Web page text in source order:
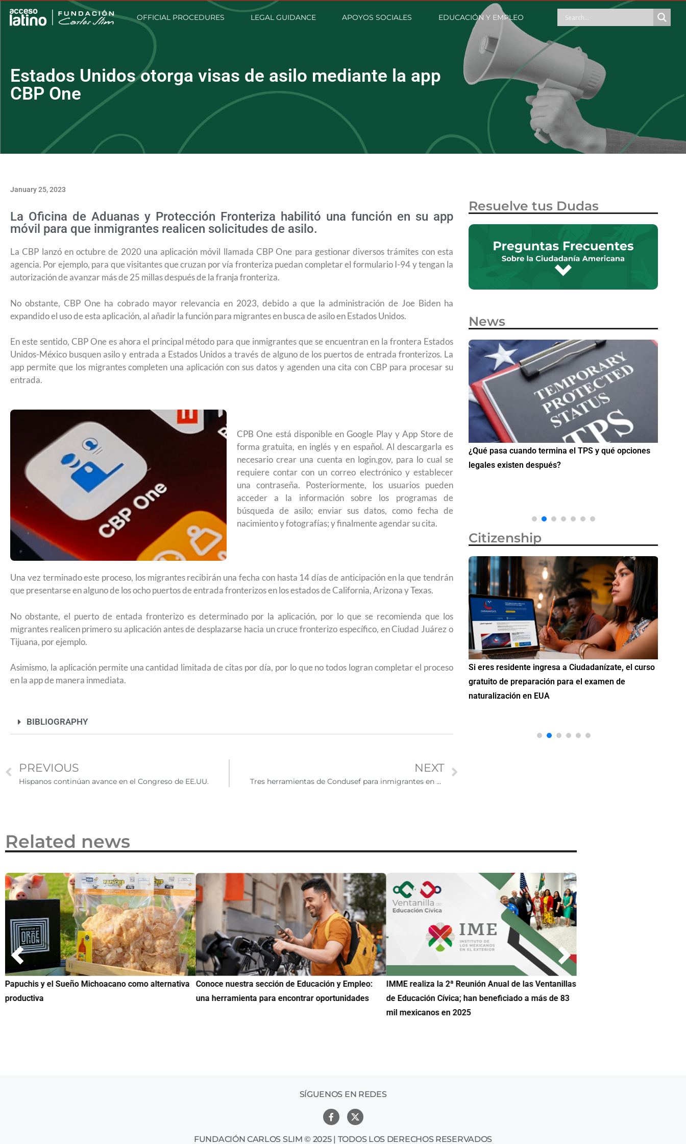
OFFICIAL PROCEDURES LEGAL GUIDANCE APOYOS SOCIALES EDUCACIÓN Y EMPLEO
Estados Unidos otorga visas de asilo mediante la app
CBP One
January 25, 2023
La Oficina de Aduanas y Protección Fronteriza habilitó una función en su app
móvil para que inmigrantes realicen solicitudes de asilo.
La CBP lanzó en octubre de 2020 una aplicación móvil llamada CBP One para gestionar diversos trámites con esta
agencia. Por ejemplo, para que visitantes que cruzan por vía fronteriza puedan completar el formulario I-94 y tengan la
autorización de avanzar más de 25 millas después de la franja fronteriza.
No obstante, CBP One ha cobrado mayor relevancia en 2023, debido a que la administración de Joe Biden ha
expandido el uso de esta aplicación, al añadir la función para migrantes en busca de asilo en Estados Unidos.
En este sentido, CBP One es ahora el principal método para que inmigrantes que se encuentran en la frontera Estados
Unidos-México busquen asilo y entrada a Estados Unidos a través de alguno de los puertos de entrada fronterizos. La
app permite que los migrantes completen una aplicación con sus datos y agenden una cita con CBP para procesar su
entrada.
CPB One está disponible en Google Play y App Store de
forma gratuita, en inglés y en español. Al descargarla es
necesario crear una cuenta en login.gov, para lo cual se
requiere contar con un correo electrónico y establecer
una contraseña. Posteriormente, los usuarios pueden
acceder a la información sobre los programas de
búsqueda de asilo; enviar sus datos, como fecha de
nacimiento y fotografías; y finalmente agendar su cita.
Una vez terminado este proceso, los migrantes recibirán una fecha con hasta 14 días de anticipación en la que tendrán
que presentarse en alguno de los ocho puertos de entrada fronterizos en los estados de California, Arizona y Texas.
No obstante, el puerto de entada fronterizo es determinado por la aplicación, por lo que se recomienda que los
migrantes realicen primero su aplicación antes de desplazarse hacia un cruce fronterizo específico, en Ciudad Juárez o
Tijuana, por ejemplo.
Asimismo, la aplicación permite una cantidad limitada de citas por día, por lo que no todos logran completar el proceso
en la app de manera inmediata.
BIBLIOGRAPHY
PREVIOUS
Hispanos continúan avance en el Congreso de EE.UU.
NEXT
Tres herramientas de Condusef para inmigrantes en EE.UU.
Resuelve tus Dudas
News
¿Cómo inscribirse a Jóvenes Construyendo el
Futuro para capacitarse al regresar a México?
Conoce los cursos de construcción en Capacítate
para el Empleo
¿Qué pasa cuando termina el TPS y qué opciones
legales existen después?
Citizenship
UNAM San Antonio abre cursos de preparación
para la ciudadanía estadounidense en primavera
Ciudadanízate, el curso gratuito de preparación
Si eres residente ingresa a Ciudadanízate, el curso
gratuito de preparación para el examen de
naturalización en EUA
Related news
Papuchis y el Sueño Michoacano como alternativa
productiva
Conoce nuestra sección de Educación y Empleo:
una herramienta para encontrar oportunidades
IMME realiza la 2ª Reunión Anual de las Ventanillas
de Educación Cívica; han beneficiado a más de 83
mil mexicanos en 2025
SÍGUENOS EN REDES
FUNDACIÓN CARLOS SLIM © 2025 | TODOS LOS DERECHOS RESERVADOS